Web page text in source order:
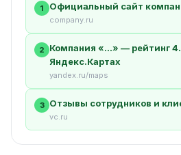
1 Официальный сайт
company.ru
2
Компания «…» — рейтинг
Яндекс.Картах
yandex.ru/maps
3 Отзывы сотрудников и
vc.ru